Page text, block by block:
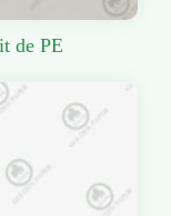
de PE